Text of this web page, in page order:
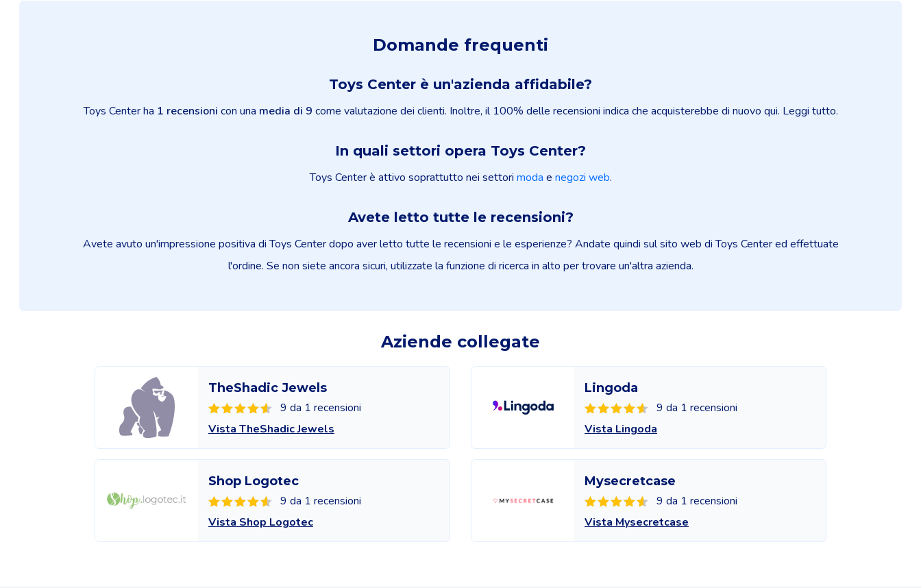
Domande frequenti
Toys Center è un'azienda affidabile?
Toys Center ha 1 recensioni con una media di 9 come valutazione dei clienti. Inoltre, il 100% delle recensioni indica che acquisterebbe di nuovo qui. Leggi tutto.
In quali settori opera Toys Center?
Toys Center è attivo soprattutto nei settori moda e negozi web.
Avete letto tutte le recensioni?
Avete avuto un'impressione positiva di Toys Center dopo aver letto tutte le recensioni e le esperienze? Andate quindi sul sito web di Toys Center ed effettuate
l'ordine. Se non siete ancora sicuri, utilizzate la funzione di ricerca in alto per trovare un'altra azienda.
Aziende collegate
TheShadic Jewels
9 da 1 recensioni
Vista TheShadic Jewels
Lingoda
9 da 1 recensioni
Vista Lingoda
Shop Logotec
9 da 1 recensioni
Vista Shop Logotec
Mysecretcase
9 da 1 recensioni
Vista Mysecretcase